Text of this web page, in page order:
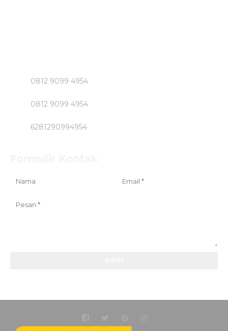
0812 9099 4954
0812 9099 4954
6281290994954